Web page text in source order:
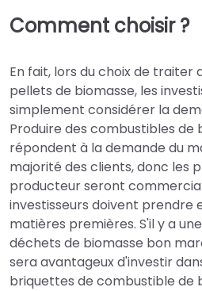
Comment choisir ?
En fait, lors du choix de traiter
pellets de biomasse, les
simplement considérer la
Produire des combustibles de
répondent à la demande du
majorité des clients, donc les
producteur seront
investisseurs doivent prendre
matières premières. S'il y a
déchets de biomasse bon
sera avantageux d'investir
briquettes de combustible de